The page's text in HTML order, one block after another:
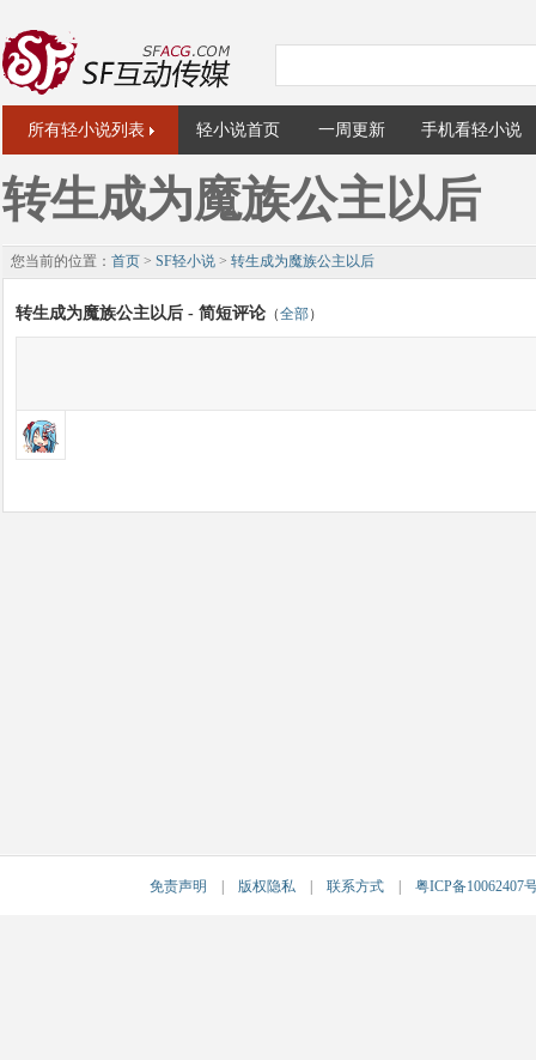
所有轻小说列表 轻小说首页 一周更新 手机看轻小说
转生成为魔族公主以后
您当前的位置： 首页 > SF轻小说 > 转生成为魔族公主以后
转生成为魔族公主以后 - 简短评论 （全部）
免责声明 版权隐私 联系方式 粤ICP备10062407